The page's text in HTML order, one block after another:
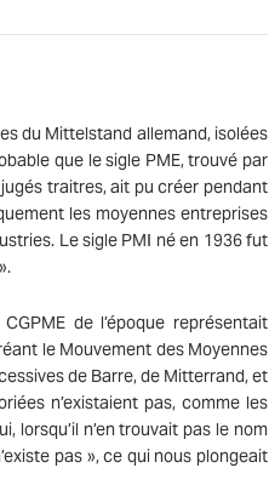
du Mittelstand allemand, isolées
que le sigle PME, trouvé par
traitres, ait pu créer pendant
les moyennes entreprises
Le sigle PMI né en 1936 fut
de l’époque représentait
le Mouvement des Moyennes
de Barre, de Mitterrand, et
n’existaient pas, comme les
n’en trouvait pas le nom
pas », ce qui nous plongeait